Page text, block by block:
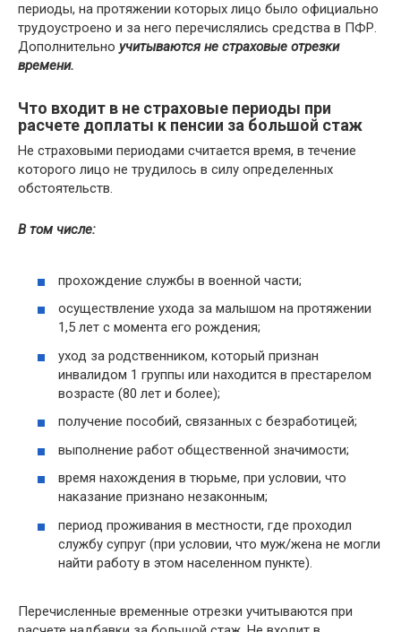
периоды, на протяжении которых лицо было официально
трудоустроено и за него перечислялись средства в ПФР.
Дополнительно учитываются не страховые отрезки
времени.
Что входит в не страховые периоды при
расчете доплаты к пенсии за большой стаж
Не страховыми периодами считается время, в течение
которого лицо не трудилось в силу определенных
обстоятельств.
В том числе:
прохождение службы в военной части;
осуществление ухода за малышом на протяжении
1,5 лет с момента его рождения;
уход за родственником, который признан
инвалидом 1 группы или находится в престарелом
возрасте (80 лет и более);
получение пособий, связанных с безработицей;
выполнение работ общественной значимости;
время нахождения в тюрьме, при условии, что
наказание признано незаконным;
период проживания в местности, где проходил
службу супруг (при условии, что муж/жена не могли
найти работу в этом населенном пункте).
Перечисленные временные отрезки учитываются при